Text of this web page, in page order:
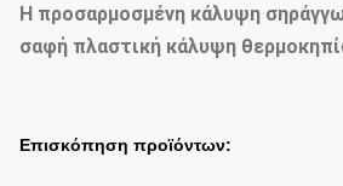
Η προσαρμοσμένη κάλυψη
σαφή πλαστική κάλυψη
Επισκόπηση προϊόντων: